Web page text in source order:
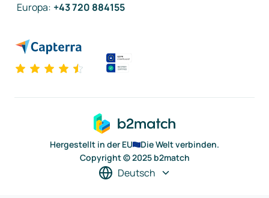
Europa: +43 720 884155
Hergestellt in der EU
Die Welt verbinden.
Copyright © 2025 b2match
Deutsch